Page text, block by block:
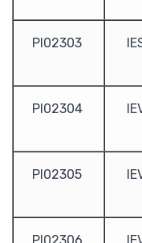
Hyundai N100
ПРОВЕНТО
Шкафы Провенто
PI02303
PI02304
PI02305